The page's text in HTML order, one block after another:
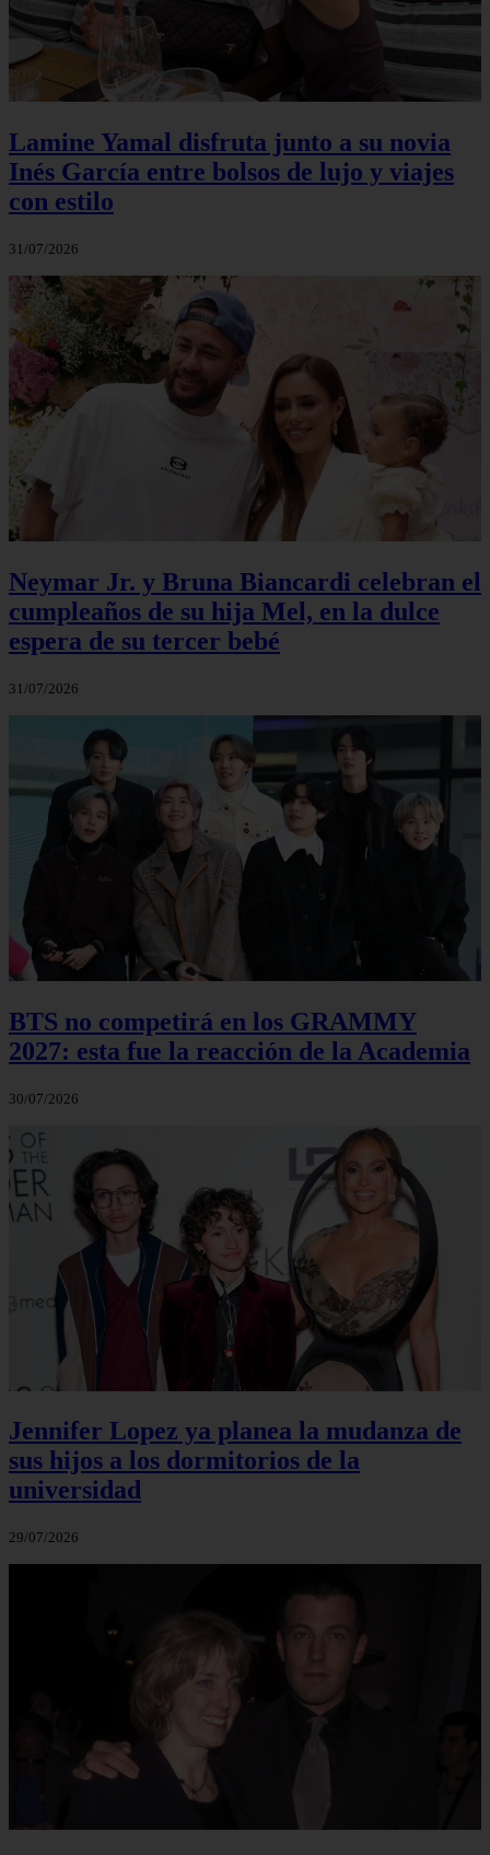
Lamine Yamal disfruta junto a su novia
Inés García entre bolsos de lujo y viajes
con estilo
31/07/2026
Neymar Jr. y Bruna Biancardi celebran el
cumpleaños de su hija Mel, en la dulce
espera de su tercer bebé
31/07/2026
BTS no competirá en los GRAMMY
2027: esta fue la reacción de la Academia
30/07/2026
Jennifer Lopez ya planea la mudanza de
sus hijos a los dormitorios de la
universidad
29/07/2026